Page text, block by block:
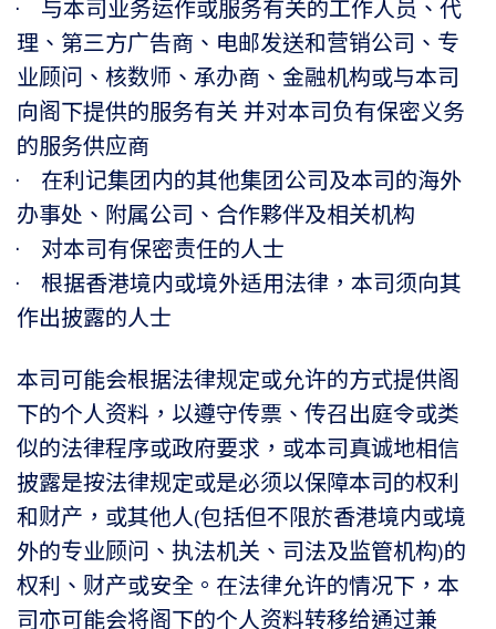
• 与本司业务运作或服务有关的工作人员、代
理、第三方广告商、电邮发送和营销公司、专
业顾问、核数师、承办商、金融机构或与本司
向阁下提供的服务有关 并对本司负有保密义务
的服务供应商
• 在利记集团内的其他集团公司及本司的海外
办事处、附属公司、合作夥伴及相关机构
• 对本司有保密责任的人士
• 根据香港境内或境外适用法律，本司须向其
作出披露的人士
本司可能会根据法律规定或允许的方式提供阁
下的个人资料，以遵守传票、传召出庭令或类
似的法律程序或政府要求，或本司真诚地相信
披露是按法律规定或是必须以保障本司的权利
和财产，或其他人(包括但不限於香港境内或境
外的专业顾问、执法机关、司法及监管机构)的
权利、财产或安全。在法律允许的情况下，本
司亦可能会将阁下的个人资料转移给通过兼